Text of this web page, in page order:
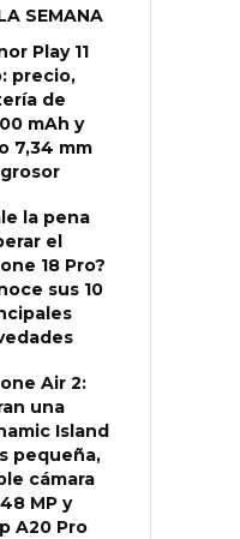
SEMANA
Play 11
precio,
de
mAh y
7,34 mm
la pena
el
18 Pro?
sus 10
Air 2:
una
Island
pequeña,
cámara
MP y
A20 Pro